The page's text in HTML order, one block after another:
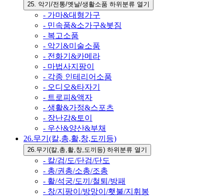
25. 악기/전통/옛날/생활소품 하위분류 열기
- 가마&대형가구
- 민속품&소가구&봇짐
- 복고소품
- 악기&미술소품
- 전화기&카메라
- 마법사지팡이
- 각종 인테리어소품
- 오디오&타자기
- 트로피&액자
- 생활&가정&스포츠
- 장난감&토이
- 우산&양산&부채
26.무기(칼,총,활,창,도끼등)
26.무기(칼,총,활,창,도끼등) 하위분류 열기
- 칼/검/도/단검/단도
- 총/권총/소총/조총
- 활/석궁/도끼/철퇴/방패
- 창/지팡이/방망이/횃불/지휘봉